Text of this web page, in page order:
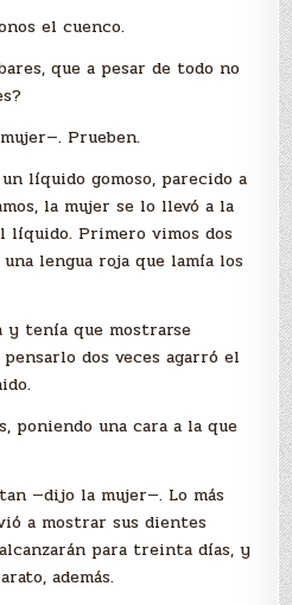
el cuenco.
que a pesar de todo no
Prueben.
líquido gomoso, parecido a
la mujer se lo llevó a la
líquido. Primero vimos dos
lengua roja que lamía los
y tenía que mostrarse
dos veces agarró el
poniendo una cara a la que
—dijo la mujer—. Lo más
a mostrar sus dientes
para treinta días, y
además.